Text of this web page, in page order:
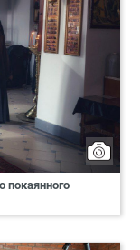
покаянного